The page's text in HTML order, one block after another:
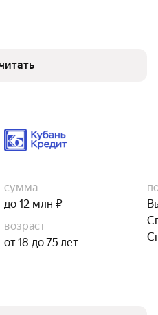
сумма
до 12 млн ₽
возраст
от 18 до 75 лет